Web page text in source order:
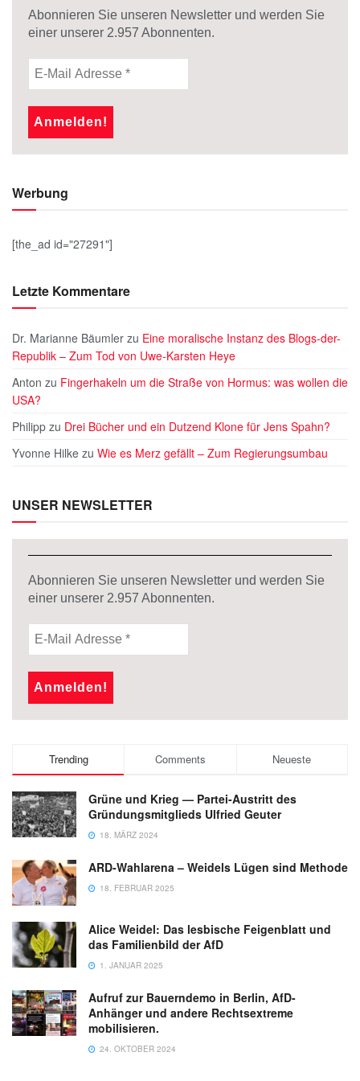
Abonnieren Sie unseren Newsletter und werden Sie
einer unserer 2.957 Abonnenten.
Werbung
[the_ad id="27291"]
Letzte Kommentare
Dr. Marianne Bäumler zu Eine moralische Instanz des Blogs-der-
Republik – Zum Tod von Uwe-Karsten Heye
Anton zu Fingerhakeln um die Straße von Hormus: was wollen die
USA?
Philipp zu Drei Bücher und ein Dutzend Klone für Jens Spahn?
Yvonne Hilke zu Wie es Merz gefällt – Zum Regierungsumbau
UNSER NEWSLETTER
Abonnieren Sie unseren Newsletter und werden Sie
einer unserer 2.957 Abonnenten.
Trending Comments Neueste
Grüne und Krieg — Partei-Austritt des
Gründungsmitglieds Ulfried Geuter
18. MÄRZ 2024
ARD-Wahlarena – Weidels Lügen sind Methode
18. FEBRUAR 2025
Alice Weidel: Das lesbische Feigenblatt und
das Familienbild der AfD
1. JANUAR 2025
Aufruf zur Bauerndemo in Berlin, AfD-
Anhänger und andere Rechtsextreme
mobilisieren.
24. OKTOBER 2024